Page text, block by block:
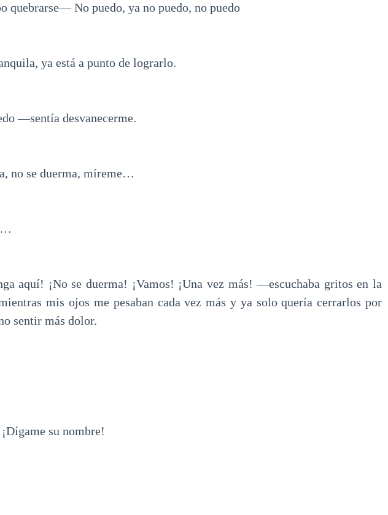
quebrarse— No puedo, ya no puedo, no puedo
ya está a punto de lograrlo.
—sentía desvanecerme.
no se duerma, míreme…
aquí! ¡No se duerma! ¡Vamos! ¡Una vez más! —escuchaba gritos en la
mis ojos me pesaban cada vez más y ya solo quería cerrarlos por
sentir más dolor.
su nombre!